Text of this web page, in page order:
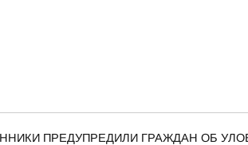
ПРЕДУПРЕДИЛИ ГРАЖДАН ОБ